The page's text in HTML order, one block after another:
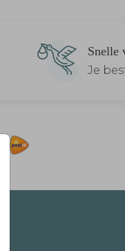
Snelle
Je